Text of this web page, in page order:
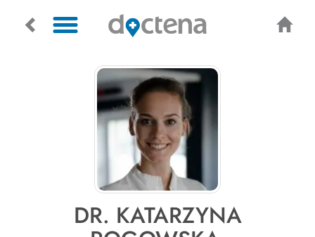
DR. KATARZYNA